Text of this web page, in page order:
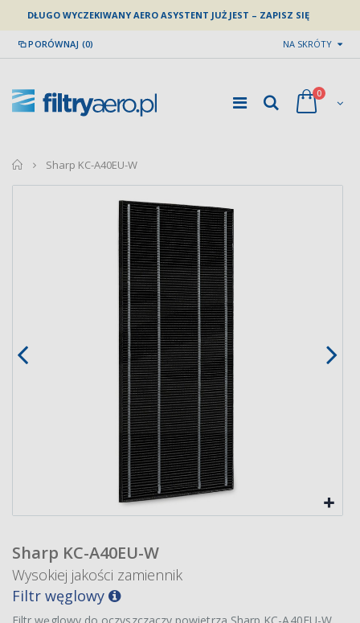
DŁUGO WYCZEKIWANY AERO ASYSTENT JUŻ JEST – ZAPISZ SIĘ
PORÓWNAJ (0) NA SKRÓTY
0
home
Sharp KC-A40EU-W
Sharp KC-A40EU-W
Wysokiej jakości zamiennik
Filtr węglowy
Filtr węglowy do oczyszczaczy powietrza Sharp KC-A40EU-W.